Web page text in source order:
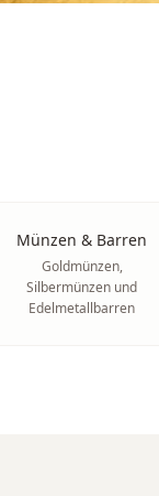
Münzen & Barren
Goldmünzen,
Silbermünzen und
Edelmetallbarren